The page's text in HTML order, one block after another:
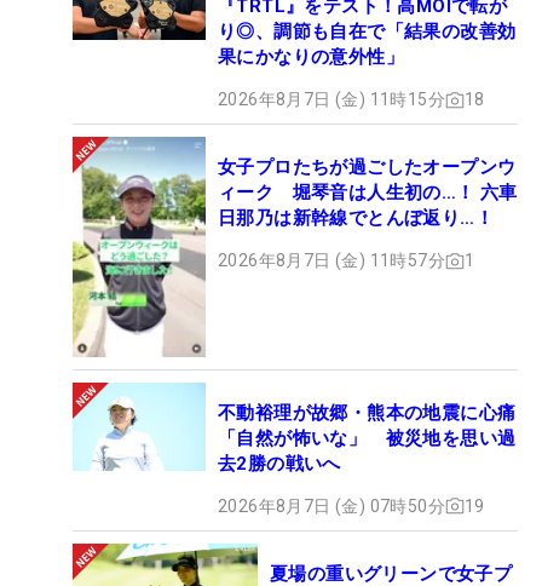
『TRTL』をテスト！高MOIで転が
り◎、調節も自在で「結果の改善効
果にかなりの意外性」
2026年8月7日 (金) 11時15分 18
女子プロたちが過ごしたオープンウ
ィーク 堀琴音は人生初の…！ 六車
日那乃は新幹線でとんぼ返り…！
2026年8月7日 (金) 11時57分 1
不動裕理が故郷・熊本の地震に心痛
「自然が怖いな」 被災地を思い過
去2勝の戦いへ
2026年8月7日 (金) 07時50分 19
夏場の重いグリーンで女子プ